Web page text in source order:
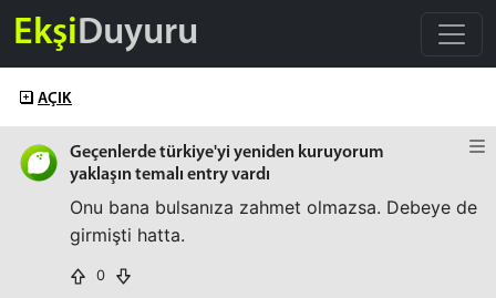
EkşiDuyuru
AÇIK
Geçenlerde türkiye'yi yeniden kuruyorum
yaklaşın temalı entry vardı
Onu bana bulsanıza zahmet olmazsa. Debeye de
girmişti hatta.
0